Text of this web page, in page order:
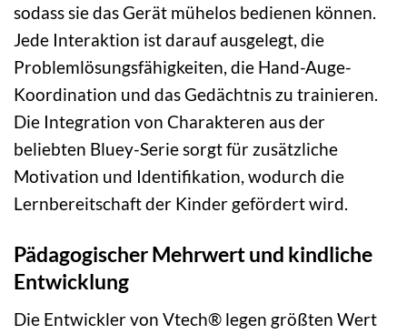
sodass sie das Gerät mühelos bedienen können.
Jede Interaktion ist darauf ausgelegt, die
Problemlösungsfähigkeiten, die Hand-Auge-
Koordination und das Gedächtnis zu trainieren.
Die Integration von Charakteren aus der
beliebten Bluey-Serie sorgt für zusätzliche
Motivation und Identifikation, wodurch die
Lernbereitschaft der Kinder gefördert wird.
Pädagogischer Mehrwert und kindliche
Entwicklung
Die Entwickler von Vtech® legen größten Wert